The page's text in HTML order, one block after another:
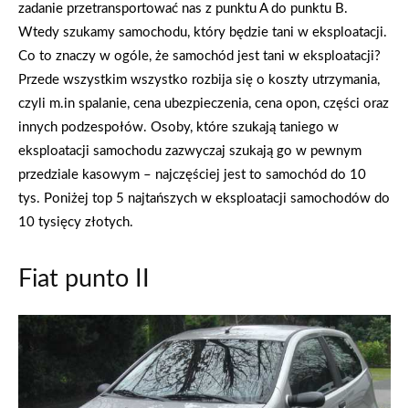
zadanie przetransportować nas z punktu A do punktu B.
Wtedy szukamy samochodu, który będzie tani w eksploatacji.
Co to znaczy w ogóle, że samochód jest tani w eksploatacji?
Przede wszystkim wszystko rozbija się o koszty utrzymania,
czyli m.in spalanie, cena ubezpieczenia, cena opon, części oraz
innych podzespołów. Osoby, które szukają taniego w
eksploatacji samochodu zazwyczaj szukają go w pewnym
przedziale kasowym – najczęściej jest to samochód do 10
tys. Poniżej top 5 najtańszych w eksploatacji samochodów do
10 tysięcy złotych.
Fiat punto II